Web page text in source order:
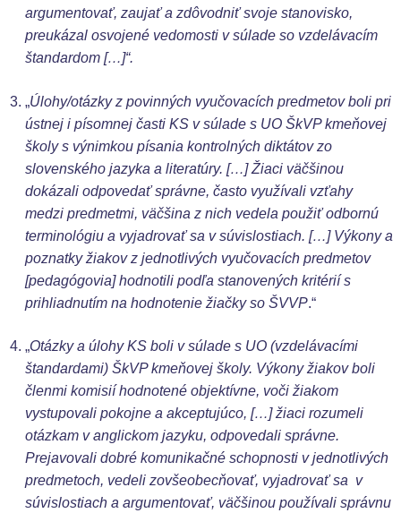
argumentovať, zaujať a zdôvodniť svoje stanovisko,
preukázal osvojené vedomosti v súlade so vzdelávacím
štandardom […]“.
„Úlohy/otázky z povinných vyučovacích predmetov boli pri
ústnej i písomnej časti KS v súlade s UO ŠkVPkmeňovej
školy s výnimkou písania kontrolných diktátov zo
slovenského jazyka a literatúry. […] Žiaci väčšinou
dokázali odpovedať správne, často využívali vzťahy
medzi predmetmi, väčšina z nich vedela použiť odbornú
terminológiu a vyjadrovať sa v súvislostiach. […] Výkony a
poznatky žiakov z jednotlivých vyučovacích predmetov
[pedagógovia] hodnotili podľa stanovených kritérií s
prihliadnutím na hodnotenie žiačky so ŠVVP.“
„Otázky a úlohy KS boli v súlade s UO (vzdelávacími
štandardami) ŠkVPkmeňovej školy. Výkony žiakov boli
členmi komisií hodnotené objektívne, voči žiakom
vystupovali pokojne a akceptujúco, […] žiaci rozumeli
otázkam v anglickom jazyku, odpovedali správne.
Prejavovali dobré komunikačné schopnosti v jednotlivých
predmetoch, vedeli zovšeobecňovať, vyjadrovať sa v
súvislostiach a argumentovať, väčšinou používali správnu